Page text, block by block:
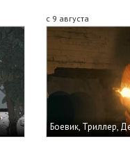
с 9 августа
Боевик, Триллер,